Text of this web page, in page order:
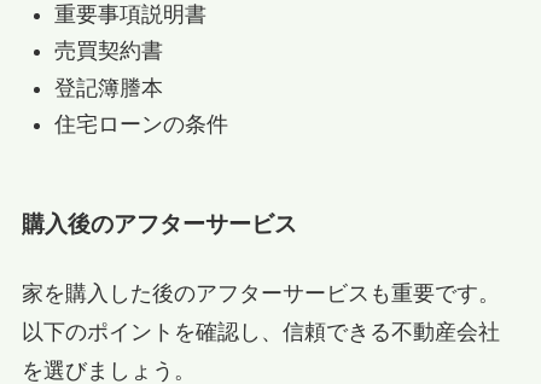
重要事項説明書
売買契約書
登記簿謄本
住宅ローンの条件
購入後のアフターサービス
家を購入した後のアフターサービスも重要です。
以下のポイントを確認し、信頼できる不動産会社
を選びましょう。